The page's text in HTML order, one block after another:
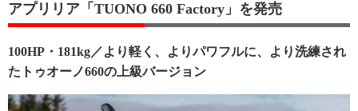
アプリリア「TUONO 660 Factory」を発売
100HP・181kg／より軽く、よりパワフルに、より洗練され
たトゥオーノ660の上級バージョン